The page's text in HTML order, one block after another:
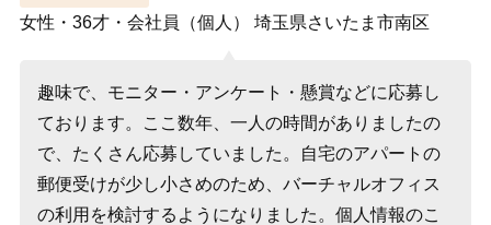
女性・36才・会社員（個人） 埼玉県さいたま市南区
趣味で、モニター・アンケート・懸賞などに応募し
ております。ここ数年、一人の時間がありましたの
で、たくさん応募していました。自宅のアパートの
郵便受けが少し小さめのため、バーチャルオフィス
の利用を検討するようになりました。個人情報のこ